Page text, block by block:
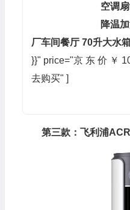
空调
降温
厂车间餐厅 70升大水
}}" price="京 东 价 ￥
去购买" ]
第三款：飞利浦